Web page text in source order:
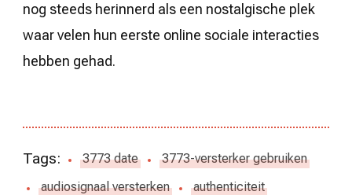
nog steeds herinnerd als een nostalgische plek
waar velen hun eerste online sociale interacties
hebben gehad.
Tags: 3773 date
3773-versterker gebruiken
audiosignaal versterken
authenticiteit